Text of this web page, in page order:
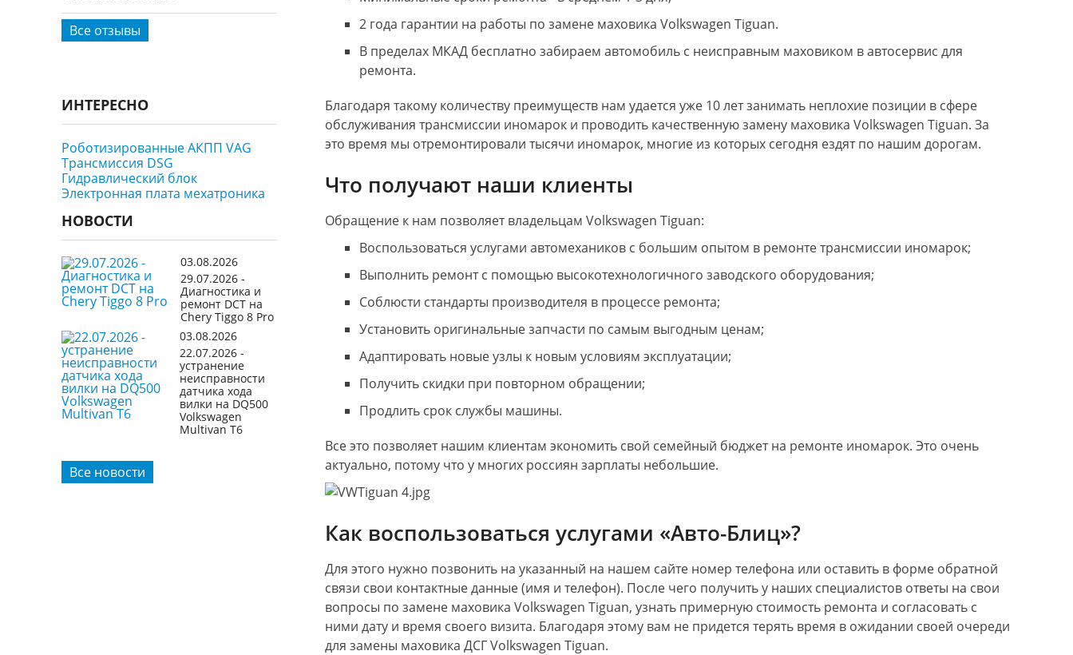
Все отзывы
ИНТЕРЕСНО
Роботизированные АКПП VAG
Трансмиссия DSG
Гидравлический блок
Электронная плата мехатроника
НОВОСТИ
03.08.2026
29.07.2026 -
Диагностика и
ремонт DCT на
Chery Tiggo 8 Pro
03.08.2026
22.07.2026 -
устранение
неисправности
датчика хода
вилки на DQ500
Volkswagen
Multivan T6
Все новости
2 года гарантии на работы по замене маховика Volkswagen Tiguan.
В пределах МКАД бесплатно забираем автомобиль с неисправным маховиком в автосервис для
ремонта.
Благодаря такому количеству преимуществ нам удается уже 10 лет занимать неплохие позиции в сфере
обслуживания трансмиссии иномарок и проводить качественную замену маховика Volkswagen Tiguan. За
это время мы отремонтировали тысячи иномарок, многие из которых сегодня ездят по нашим дорогам.
Что получают наши клиенты
Обращение к нам позволяет владельцам Volkswagen Tiguan:
Воспользоваться услугами автомехаников с большим опытом в ремонте трансмиссии иномарок;
Выполнить ремонт с помощью высокотехнологичного заводского оборудования;
Соблюсти стандарты производителя в процессе ремонта;
Установить оригинальные запчасти по самым выгодным ценам;
Адаптировать новые узлы к новым условиям эксплуатации;
Получить скидки при повторном обращении;
Продлить срок службы машины.
Все это позволяет нашим клиентам экономить свой семейный бюджет на ремонте иномарок. Это очень
актуально, потому что у многих россиян зарплаты небольшие.
Как воспользоваться услугами «Авто-Блиц»?
Для этого нужно позвонить на указанный на нашем сайте номер телефона или оставить в форме обратной
связи свои контактные данные (имя и телефон). После чего получить у наших специалистов ответы на свои
вопросы по замене маховика Volkswagen Tiguan, узнать примерную стоимость ремонта и согласовать с
ними дату и время своего визита. Благодаря этому вам не придется терять время в ожидании своей очереди
для замены маховика ДСГ Volkswagen Tiguan.